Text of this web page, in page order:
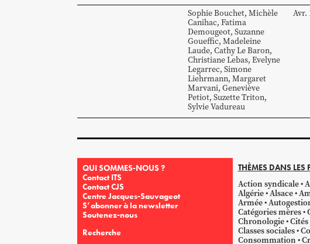
SophieBouchet, Michèle
Canihac, Fatima
Demougeot, Suzanne
Goueffic, Madeleine
Laude, CathyLe Baron,
ChristianeLebas, Evelyne
Legarrec, Simone
Liehrmann, Margaret
Marvani, Geneviève
Petiot, SuzetteTriton,
SylvieVadureau
Avr.
QUI SOMMES-NOUS ?
Contact ITS
Contact CJS
Centre Jacques-Sauvageot
S’abonner à la newsletter
Soutenez-nous
Recherche
THÈMES DANS LES
Action syndicale
Algérie Alsace
Armée
Catégories mères
Chronologie
Classes sociales
Consommation